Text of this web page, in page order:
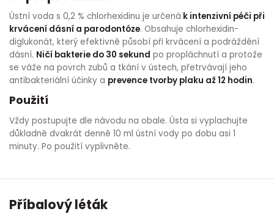
HLÍVA ÚSTŘIČNÁ
ČESNEK
ŠÍPEK
DETOXIKAČNÍ OČISTA ORGANISMU
ŠTÍTNÁ ŽLÁZA
KOENZYM Q10
MACA
SPECIÁLNÍ PÉČE O PLEŤ
AROMATERAPIE
STRIE A CELULITIDA
PÉČE O POPRSÍ
Ústní voda s 0,2 % chlorhexidinu je určená k intenzivní péči při
krvácení dásní a parodontóze. Obsahuje chlorhexidin-
diglukonát, který efektivně působí při krvácení a podráždění
dásní. Ničí bakterie do 30 sekund po propláchnutí a protože
se váže na povrch zubů a tkání v ústech, přetrvávají jeho
antibakteriální účinky a prevence tvorby plaku až 12 hodin.
Použití
Vždy postupujte dle návodu na obale. Ústa si vyplachujte
důkladně dvakrát denně 10 ml ústní vody po dobu asi 1
minuty. Po použití vyplivněte.
Příbalový léták